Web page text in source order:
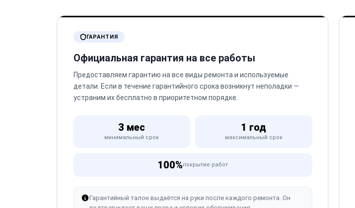
ГАРАНТИЯ
Официальная гарантия на все работы
Предоставляем гарантию на все виды ремонта и используемые
детали. Если в течение гарантийного срока возникнут неполадки —
устраним их бесплатно в приоритетном порядке.
3 мес
минимальный срок
1 год
максимальный срок
100%покрытие работ
Гарантийный талон выдаётся на руки после каждого ремонта. Он